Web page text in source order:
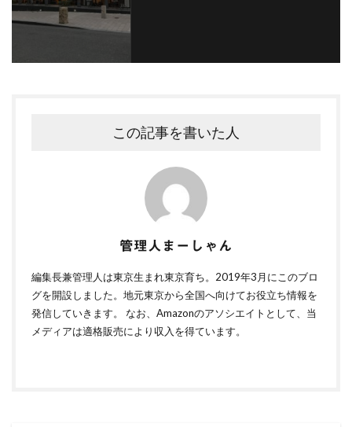
この記事を書いた人
管理人まーしゃん
編集長兼管理人は東京生まれ東京育ち。2019年3月にこのブロ
グを開設しました。地元東京から全国へ向けてお役立ち情報を
発信していきます。 なお、Amazonのアソシエイトとして、当
メディアは適格販売により収入を得ています。